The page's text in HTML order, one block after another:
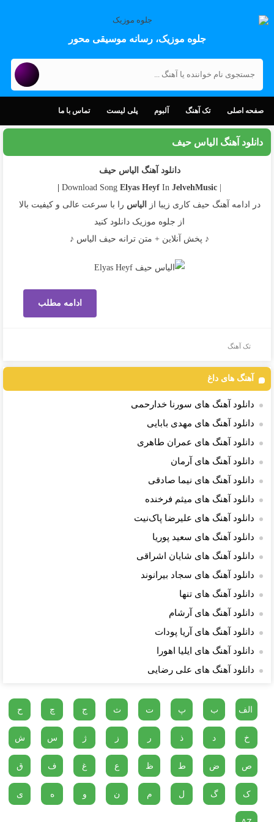
جلوه موزیک، رسانه موسیقی محور
صفحه اصلی تک آهنگ آلبوم پلی لیست تماس با ما
دانلود آهنگ الیاس حیف
دانلود آهنگ الیاس حیف
Elyas Heyf InJelvehMusic |
در ادامه آهنگ حیف کاری زیبا از
الیاس را با سرعت عالی و کیفیت بالا
از جلوه موزیک دانلود کنید
♪ پخش آنلاین + متن ترانه حیف الیاس ♪
ادامه مطلب
تک آهنگ
آهنگ های داغ
دانلود آهنگ های سورنا خدارحمی
دانلود آهنگ های مهدی بابایی
دانلود آهنگ های عمران طاهری
دانلود آهنگ های آرمان
دانلود آهنگ های نیما صادقی
دانلود آهنگ های میثم فرخنده
دانلود آهنگ های علیرضا پاک‌نیت
دانلود آهنگ های سعید پوریا
دانلود آهنگ های شایان اشراقی
دانلود آهنگ های سجاد بیرانوند
دانلود آهنگ های تنها
دانلود آهنگ های آرشام
دانلود آهنگ های آریا پودات
دانلود آهنگ های ایلیا اهورا
دانلود آهنگ های علی رضایی
الف ب پ ت ث ج چ ح
خ د ذ ر ز ژ س ش
ص ض ط ظ ع غ ف ق
ک گ ل م ن و ه ی